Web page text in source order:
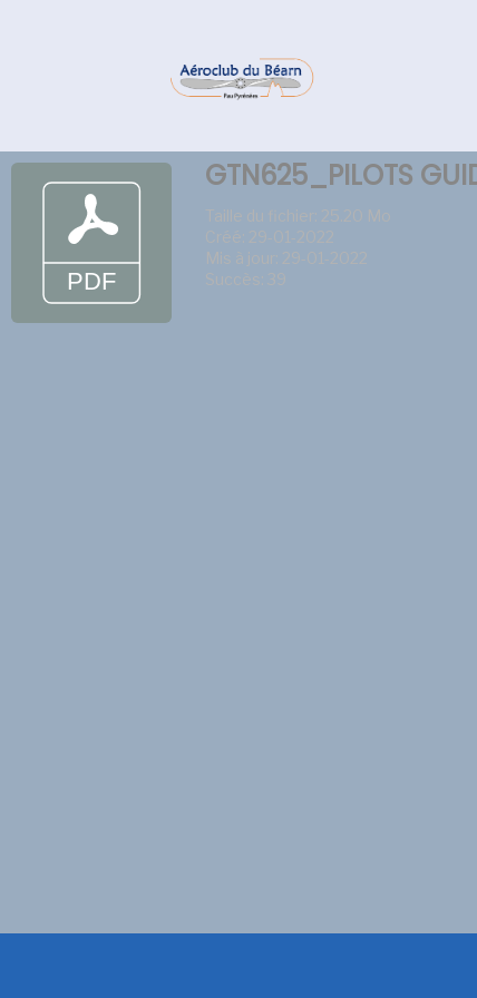
GTN625_PILOTS
Taille du fichier: 25.20 Mo
Créé: 29-01-2022
Mis à jour: 29-01-2022
Succès: 39